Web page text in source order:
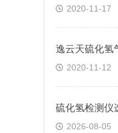
2020-11-17
逸云天硫化氢
2020-11-12
2026-08-05